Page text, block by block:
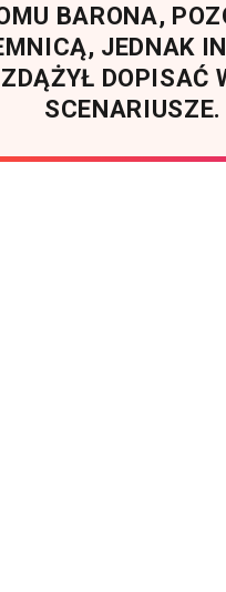
BARONA,
JEDNAK
DOPISAĆ
SCENARIUSZE.